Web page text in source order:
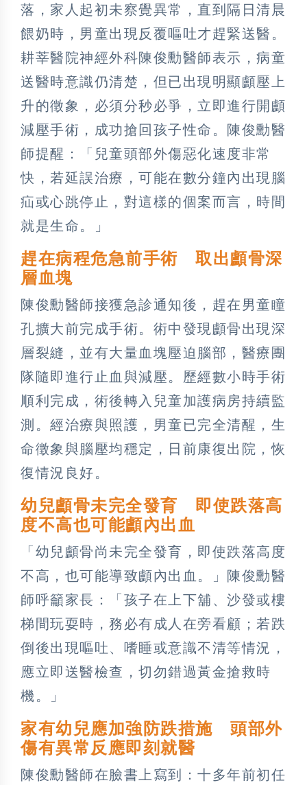
落，家人起初未察覺異常，直到隔日清晨
餵奶時，男童出現反覆嘔吐才趕緊送醫。
耕莘醫院神經外科陳俊勳醫師表示，病童
送醫時意識仍清楚，但已出現明顯顱壓上
升的徵象，必須分秒必爭，立即進行開顱
減壓手術，成功搶回孩子性命。陳俊勳醫
師提醒：「兒童頭部外傷惡化速度非常
快，若延誤治療，可能在數分鐘內出現腦
疝或心跳停止，對這樣的個案而言，時間
就是生命。」
趕在病程危急前手術 取出顱骨深
層血塊
陳俊勳醫師接獲急診通知後，趕在男童瞳
孔擴大前完成手術。術中發現顱骨出現深
層裂縫，並有大量血塊壓迫腦部，醫療團
隊隨即進行止血與減壓。歷經數小時手術
順利完成，術後轉入兒童加護病房持續監
測。經治療與照護，男童已完全清醒，生
命徵象與腦壓均穩定，日前康復出院，恢
復情況良好。
幼兒顱骨未完全發育 即使跌落高
度不高也可能顱內出血
「幼兒顱骨尚未完全發育，即使跌落高度
不高，也可能導致顱內出血。」陳俊勳醫
師呼籲家長：「孩子在上下舖、沙發或樓
梯間玩耍時，務必有成人在旁看顧；若跌
倒後出現嘔吐、嗜睡或意識不清等情況，
應立即送醫檢查，切勿錯過黃金搶救時
機。」
家有幼兒應加強防跌措施 頭部外
傷有異常反應即刻就醫
陳俊勳醫師在臉書上寫到：十多年前初任